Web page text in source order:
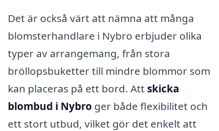
Det är också värt att nämna att många
blomsterhandlare i Nybro erbjuder olika
typer av arrangemang, från stora
bröllopsbuketter till mindre blommor som
kan placeras på ett bord. Att skicka
blombud i Nybro ger både flexibilitet och
ett stort utbud, vilket gör det enkelt att